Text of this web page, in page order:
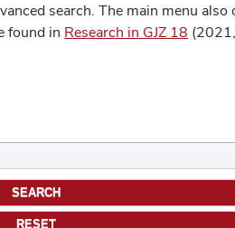
search. The main menu
found in Research in GJZ 18